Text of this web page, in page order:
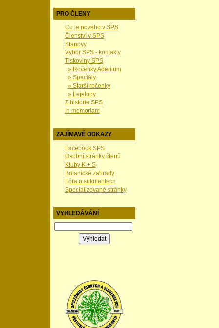
PRO ČLENY
Co je nového v SPS
Členství v SPS
Stanovy
Výbor SPS - kontakty
Tiskoviny SPS
» Ročenky Adenium
» Speciály
» Starší ročenky
» Fejetony
Z historie SPS
In memoriam
ZAJÍMAVÉ ODKAZY
Facebook SPS
Osobní stránky členů
Kluby K + S
Botanické zahrady
Fóra o sukulentech
Specializované stránky
VYHLEDÁVÁNÍ